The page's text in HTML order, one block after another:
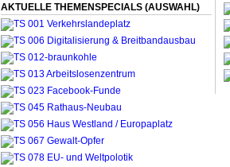
AKTUELLE THEMENSPECIALS (AUSWAHL)